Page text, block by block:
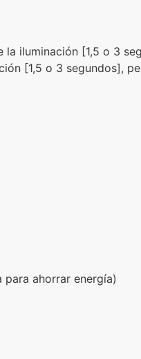
iluminación [1,5 o 3
[1,5 o 3 segundos],
ahorrar energía)